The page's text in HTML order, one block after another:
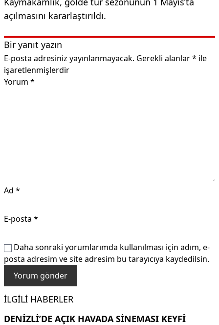
açılmasını kararlaştırıldı.
Bir yanıt yazın
E-posta adresiniz yayınlanmayacak. Gerekli alanlar* ile
işaretlenmişlerdir
Yorum *
Ad *
E-posta *
Daha sonraki yorumlarımda kullanılması için adım, e-
posta adresim ve site adresim bu tarayıcıya kaydedilsin.
İLGILI HABERLER
DENIZLI’DE AÇIK HAVADA SINEMASI KEYFI